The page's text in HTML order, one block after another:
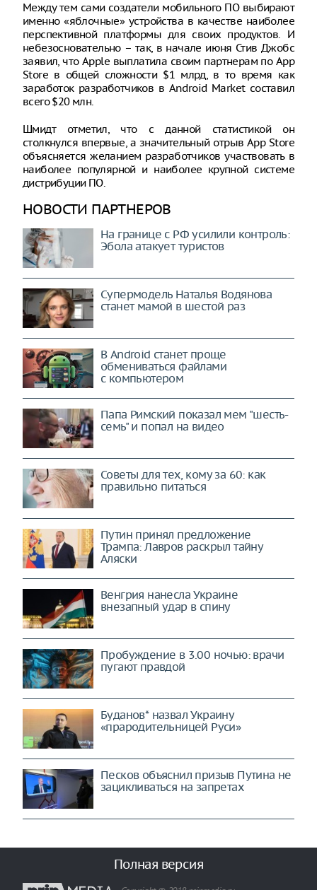
Между тем сами создатели мобильного ПО выбирают
именно «яблочные» устройства в качестве наиболее
перспективной платформы для своих продуктов. И
небезосновательно – так, в начале июня Стив Джобс
заявил, что Apple выплатила своим партнерам по App
Store в общей сложности $1 млрд, в то время как
заработок разработчиков в Android Market составил
всего $20 млн.
Шмидт отметил, что с данной статистикой он
столкнулся впервые, а значительный отрыв App Store
объясняется желанием разработчиков участвовать в
наиболее популярной и наиболее крупной системе
дистрибуции ПО.
НОВОСТИ ПАРТНЕРОВ
На границе с РФ усилили контроль:
Эбола атакует туристов
Супермодель Наталья Водянова
станет мамой в шестой раз
В Android станет проще
обмениваться файлами
с компьютером
Папа Римский показал мем "шесть-
семь" и попал на видео
Советы для тех, кому за 60: как
правильно питаться
Путин принял предложение
Трампа: Лавров раскрыл тайну
Аляски
Венгрия нанесла Украине
внезапный удар в спину
Пробуждение в 3.00 ночью: врачи
пугают правдой
Буданов* назвал Украину
«прародительницей Руси»
Песков объяснил призыв Путина не
зацикливаться на запретах
Полная версия